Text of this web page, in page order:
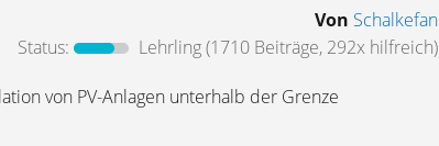
Von Schalkefan
Status:
Lehrling(1710 Beiträge, 292x hilfreich)
von PV-Anlagen unterhalb der Grenze